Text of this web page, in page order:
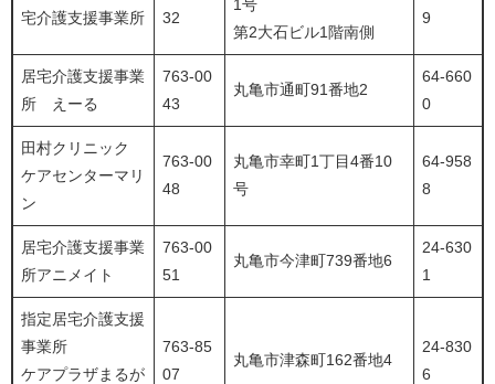
宅介護支援事業所
32
1号
第2大石ビル1階南側
9
居宅介護支援事業
所 えーる
763-00
43
丸亀市通町91番地2
64-660
0
田村クリニック
ケアセンターマリ
ン
763-00
48
丸亀市幸町1丁目4番10
号
64-958
8
居宅介護支援事業
所アニメイト
763-00
51
丸亀市今津町739番地6
24-630
1
指定居宅介護支援
事業所
ケアプラザまるが
763-85
07
丸亀市津森町162番地4
24-830
6